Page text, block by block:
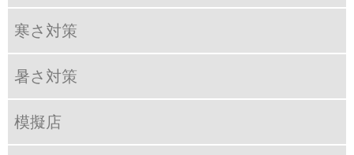
寒さ対策
暑さ対策
模擬店